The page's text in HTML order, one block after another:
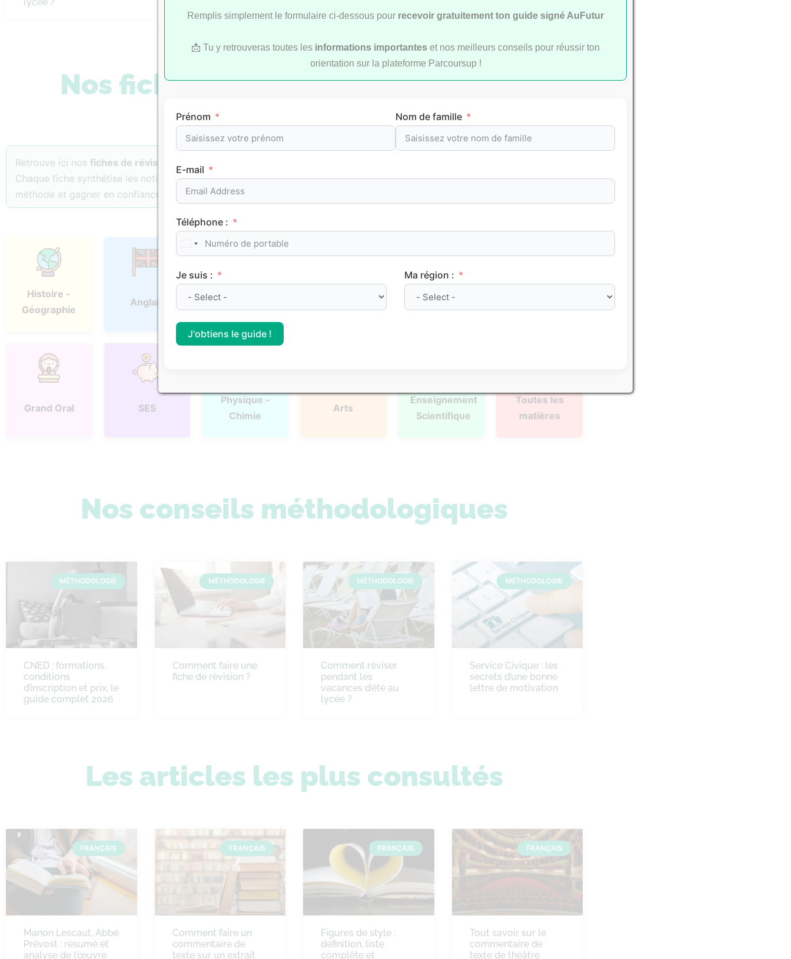
Nos fiches de révision par matière
Retrouve ici nos fiches de révision
Chaque fiche synthétise les notions essentielles, les points de méthode et les repères clés à maîtriser pour progresser avec
méthode et gagner en confiance.
Histoire -
Géographie
Anglais Espagnol Philosophie
Grand Oral SES
Physique -
Chimie
Arts
Enseignement
Scientifique
Toutes les
matières
Nos conseils méthodologiques
MÉTHODOLOGIE
CNED : formations,
conditions
d’inscription et prix, le
guide complet 2026
MÉTHODOLOGIE
Comment faire une
fiche de révision ?
MÉTHODOLOGIE
Comment réviser
pendant les
vacances d’été au
lycée ?
MÉTHODOLOGIE
Service Civique : les
secrets d’une bonne
lettre de motivation
Les articles les plus consultés
FRANÇAIS
Manon Lescaut, Abbé
Prévost : résumé et
analyse de l’œuvre
FRANÇAIS
Comment faire un
commentaire de
texte sur un extrait
FRANÇAIS
Figures de style :
définition, liste
complète et
FRANÇAIS
Tout savoir sur le
commentaire de
texte de théâtre
Remplis simplement le formulaire ci-dessous pour recevoir gratuitement ton guide signé AuFutur
📩 Tu y retrouveras toutes les informations importantes et nos meilleurs conseils pour réussir ton
orientation sur la plateforme Parcoursup !
Prénom Nom de famille
E-mail
Téléphone :
Je suis : Ma région :
J'obtiens le guide !